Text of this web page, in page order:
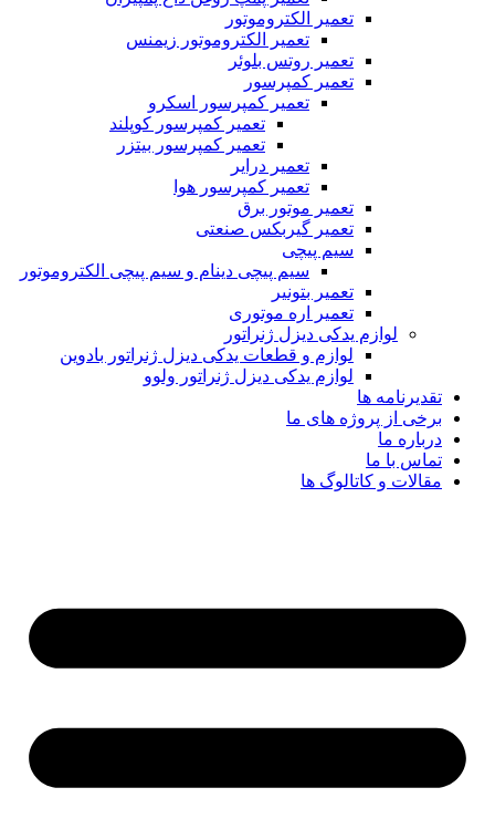
تعمیر الکتروموتور
تعمیر الکتروموتور زیمنس
تعمیر روتس بلوئر
تعمیر کمپرسور
تعمیر کمپرسور اسکرو
تعمیر کمپرسور کوپلند
تعمیر کمپرسور بیتزر
تعمیر درایر
تعمیر کمپرسور هوا
تعمیر موتور برق
تعمیر گیربکس صنعتی
سیم پیچی
سیم پیچی دینام و سیم پیچی الکتروموتور
تعمیر بتونیر
تعمیر اره موتوری
لوازم یدکی دیزل ژنراتور
لوازم و قطعات یدکی دیزل ژنراتور بادوین
لوازم یدکی دیزل ژنراتور ولوو
تقدیرنامه ها
برخی از پروژه های ما
درباره ما
تماس با ما
مقالات و کاتالوگ ها